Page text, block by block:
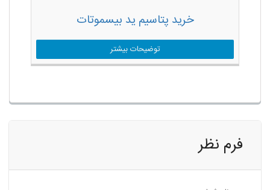
خرید پتاسیم ید بیسموتات
توضیحات بیشتر
فرم نظر